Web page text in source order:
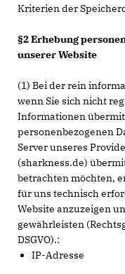
Kriterien der
§2 Erhebung
unserer Website
(1) Bei der rein
wenn Sie sich nicht
Informationen
personenbezogenen
Server unseres
(sharkness.de)
betrachten möchten,
für uns technisch
Website anzuzeigen
gewährleisten
DSGVO).:
IP-Adresse